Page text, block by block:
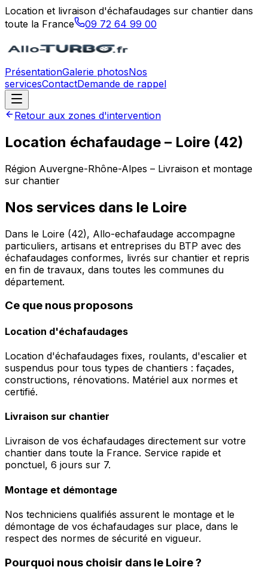
Location et livraison d'échafaudages sur chantier dans
toute la France
09 72 64 99 00
PrésentationGalerie photosNos
servicesContactDemande de rappel
Retour aux zones d'intervention
Location échafaudage – Loire (42)
Région Auvergne-Rhône-Alpes – Livraison et montage
sur chantier
Nos services dans le Loire
Dans le Loire (42), Allo-echafaudage accompagne
particuliers, artisans et entreprises du BTP avec des
échafaudages conformes, livrés sur chantier et repris
en fin de travaux, dans toutes les communes du
département.
Ce que nous proposons
Location d'échafaudages
Location d'échafaudages fixes, roulants, d'escalier et
suspendus pour tous types de chantiers : façades,
constructions, rénovations. Matériel aux normes et
certifié.
Livraison sur chantier
Livraison de vos échafaudages directement sur votre
chantier dans toute la France. Service rapide et
ponctuel, 6 jours sur 7.
Montage et démontage
Nos techniciens qualifiés assurent le montage et le
démontage de vos échafaudages sur place, dans le
respect des normes de sécurité en vigueur.
Pourquoi nous choisir dans le Loire?